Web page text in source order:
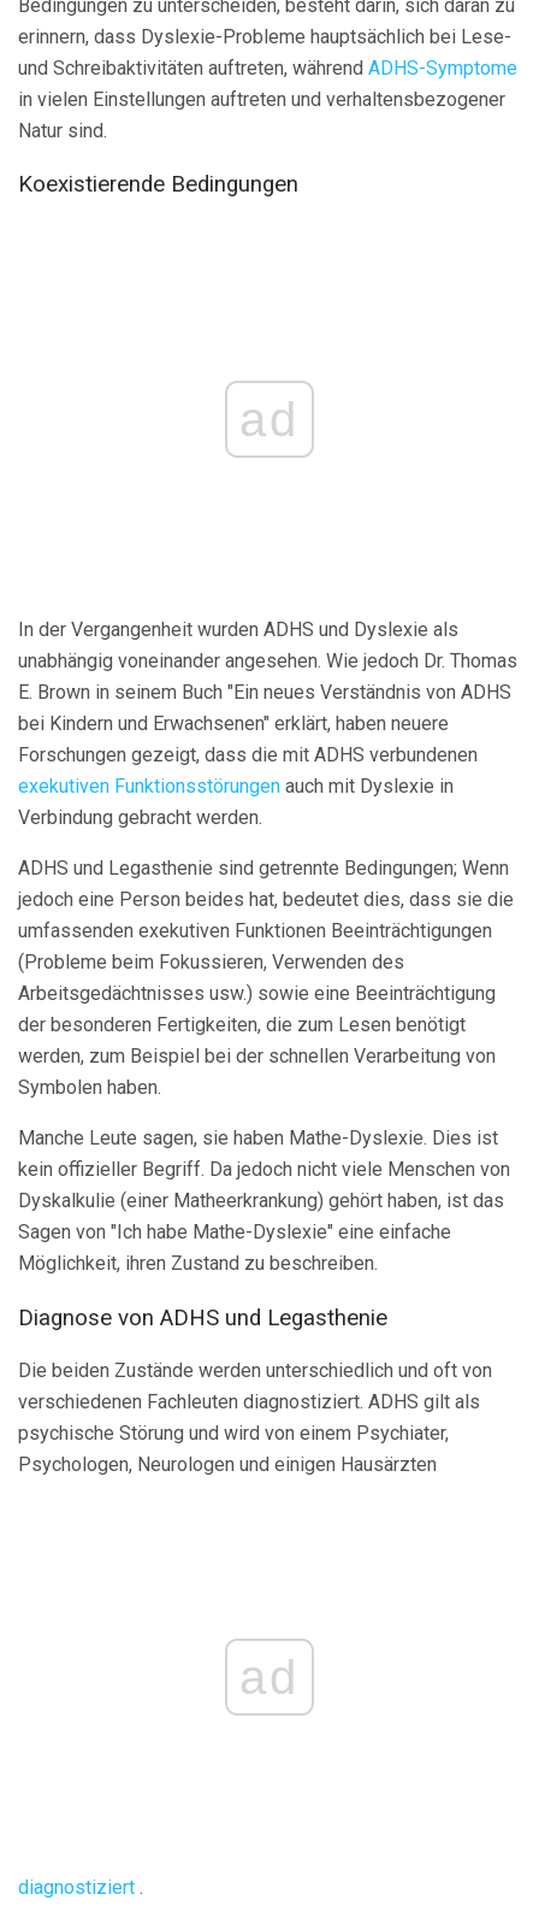
Bedingungen zu unterscheiden, besteht darin, sich daran zu
erinnern, dass Dyslexie-Probleme hauptsächlich bei Lese-
und Schreibaktivitäten auftreten, während ADHS-Symptome
in vielen Einstellungen auftreten und verhaltensbezogener
Natur sind.
Koexistierende Bedingungen
ad
In der Vergangenheit wurden ADHS und Dyslexie als
unabhängig voneinander angesehen. Wie jedoch Dr. Thomas
E. Brown in seinem Buch "Ein neues Verständnis von ADHS
bei Kindern und Erwachsenen" erklärt, haben neuere
Forschungen gezeigt, dass die mit ADHS verbundenen
exekutiven Funktionsstörungen auch mit Dyslexie in
Verbindung gebracht werden.
ADHS und Legasthenie sind getrennte Bedingungen; Wenn
jedoch eine Person beides hat, bedeutet dies, dass sie die
umfassenden exekutiven Funktionen Beeinträchtigungen
(Probleme beim Fokussieren, Verwenden des
Arbeitsgedächtnisses usw.) sowie eine Beeinträchtigung
der besonderen Fertigkeiten, die zum Lesen benötigt
werden, zum Beispiel bei der schnellen Verarbeitung von
Symbolen haben.
Manche Leute sagen, sie haben Mathe-Dyslexie. Dies ist
kein offizieller Begriff. Da jedoch nicht viele Menschen von
Dyskalkulie (einer Matheerkrankung) gehört haben, ist das
Sagen von "Ich habe Mathe-Dyslexie" eine einfache
Möglichkeit, ihren Zustand zu beschreiben.
Diagnose von ADHS und Legasthenie
Die beiden Zustände werden unterschiedlich und oft von
verschiedenen Fachleuten diagnostiziert. ADHS gilt als
psychische Störung und wird von einem Psychiater,
Psychologen, Neurologen und einigen Hausärzten
ad
diagnostiziert .